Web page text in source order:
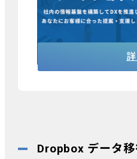
ンストレージにする
ちらでご相談くださ
Dropbox データ移